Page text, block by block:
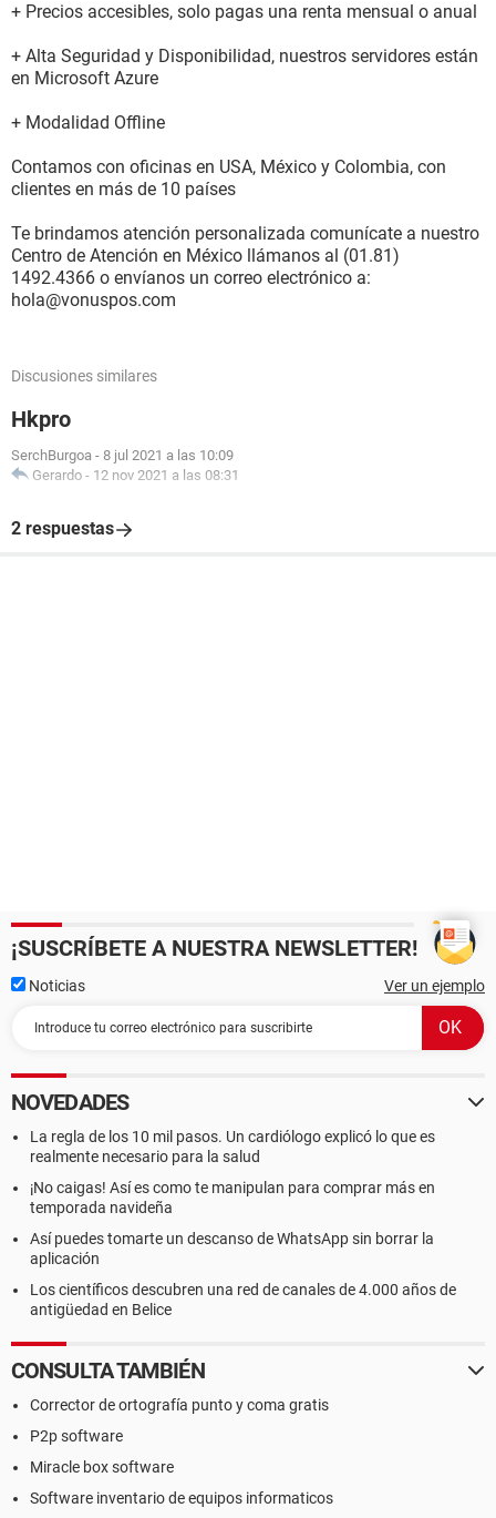
+ Precios accesibles, solo pagas una renta mensual o anual
+ Alta Seguridad y Disponibilidad, nuestros servidores están
en Microsoft Azure
+ Modalidad Offline
Contamos con oficinas en USA, México y Colombia, con
clientes en más de 10 países
Te brindamos atención personalizada comunícate a nuestro
Centro de Atención en México llámanos al (01.81)
1492.4366 o envíanos un correo electrónico a:
hola@vonuspos.com
Discusiones similares
Hkpro
SerchBurgoa - 8 jul 2021 a las 10:09
Gerardo - 12 nov 2021 a las 08:31
2 respuestas
¡SUSCRÍBETE A NUESTRA NEWSLETTER!
Noticias Ver un ejemplo
NOVEDADES
La regla de los 10 mil pasos. Un cardiólogo explicó lo que es
realmente necesario para la salud
¡No caigas! Así es como te manipulan para comprar más en
temporada navideña
Así puedes tomarte un descanso de WhatsApp sin borrar la
aplicación
Los científicos descubren una red de canales de 4.000 años de
antigüedad en Belice
CONSULTA TAMBIÉN
Corrector de ortografía punto y coma gratis
P2p software
Miracle box software
Software inventario de equipos informaticos